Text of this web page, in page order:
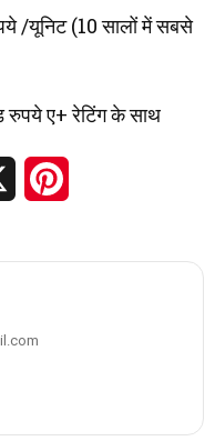
/यूनिट (10 सालों में सबसे
रुपये ए+ रेटिंग के साथ